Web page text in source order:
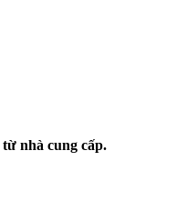
nhà cung cấp.